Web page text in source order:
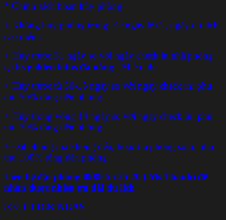
* Chính sách hoãn hủy phòng
+ Không hủy phòng trong các ngày lễ tết, ngày du lịch
cao điểm.
+ Hủy trước 31 ngày so với ngày check in nhậ phòng
tại ks golden lotus đà nẵng : Miễn phí
+ Hủy trước từ 30-15 ngày so với ngày check in: phụ
thu 50% tổng tiền phòng
+ Hủy trong vòng 14 ngày so với ngày check in: phụ
thu 70% tổng tiền phòng
+ Đặt phòng mà không đến, hoặc trả phòng sớm: phụ
thu 100% tổng tiền phòng
Liên hệ đặt phòng 0989 55 25 20 ( Ms Thanh) để
nhận được nhiều ưu đãi du lịch
>>> CLICK NGAY